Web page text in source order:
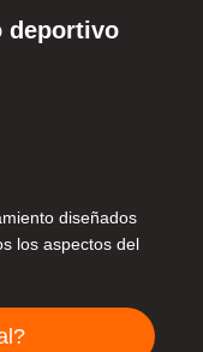
diseñados
los aspectos del
deportivo